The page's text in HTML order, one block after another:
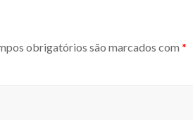
obrigatórios são marcados com *